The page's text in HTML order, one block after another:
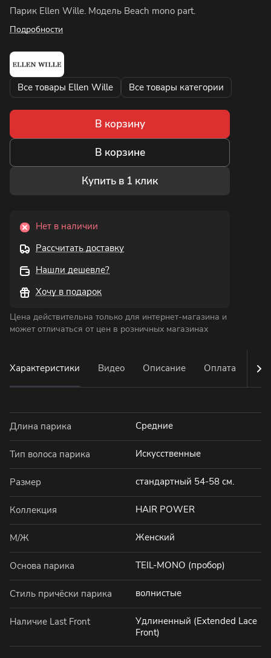
Парик Ellen Wille. Модель Beach mono part.
Подробности
Все товары Ellen Wille Все товары категории
В корзину
В корзине
Купить в 1 клик
Нет в наличии
Рассчитать доставку
Нашли дешевле?
Хочу в подарок
Цена действительна только для интернет-магазина и
может отличаться от цен в розничных магазинах
Характеристики Видео Описание Оплата
Длина парика Средние
Тип волоса парика Искусственные
Размер стандартный 54-58 см.
Коллекция HAIR POWER
М/Ж Женский
Основа парика TEIL-MONO (пробор)
Стиль причёски парика волнистые
Наличие Last Front
Удлиненный (Extended Lace
Front)